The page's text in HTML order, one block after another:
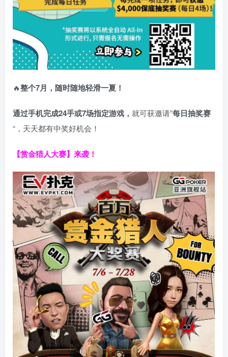
🔥整个7月，随时随地轻滑一夏！
通过手机完成24手或7场指定游戏， 就可获邀请”每日抽奖赛
“，天天都有中奖好机会！
【赏金猎人大赛】来袭！